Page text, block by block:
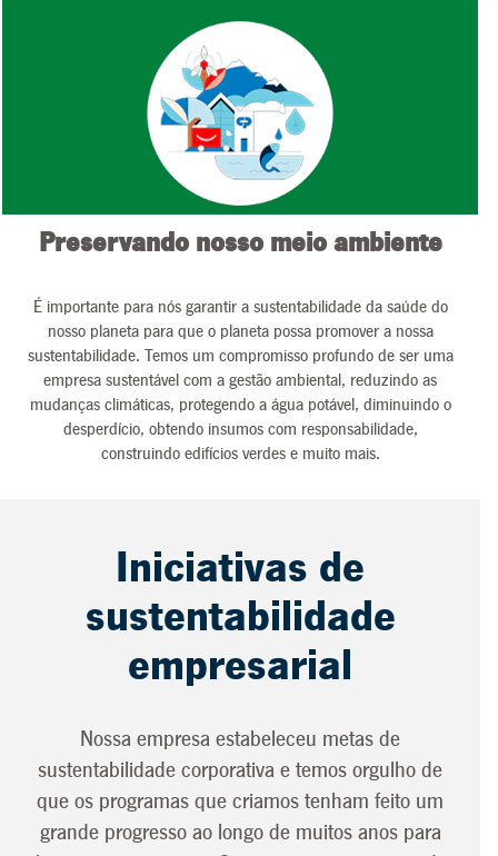
Preservando nosso meio ambiente
É importante para nós garantir a sustentabilidade da saúde do
nosso planeta para que o planeta possa promover a nossa
sustentabilidade. Temos um compromisso profundo de ser uma
empresa sustentável com a gestão ambiental, reduzindo as
mudanças climáticas, protegendo a água potável, diminuindo o
desperdício, obtendo insumos com responsabilidade,
construindo edifícios verdes e muito mais.
Iniciativas de
sustentabilidade
empresarial
Nossa empresa estabeleceu metas de
sustentabilidade corporativa e temos orgulho de
que os programas que criamos tenham feito um
grande progresso ao longo de muitos anos para